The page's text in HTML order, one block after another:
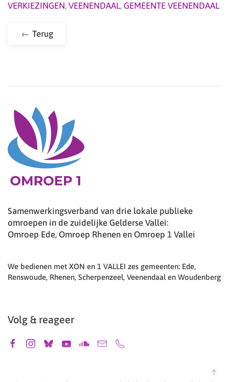
VERKIEZINGEN, VEENENDAAL, GEMEENTE VEENENDAAL
Terug
Samenwerkingsverband van drie lokale publieke
omroepen in de zuidelijke Gelderse Vallei:
Omroep Ede, Omroep Rhenen en Omroep 1 Vallei
We bedienen met XON en 1 VALLEI zes gemeenten: Ede,
Renswoude, Rhenen, Scherpenzeel, Veenendaal en Woudenberg
Volg & reageer